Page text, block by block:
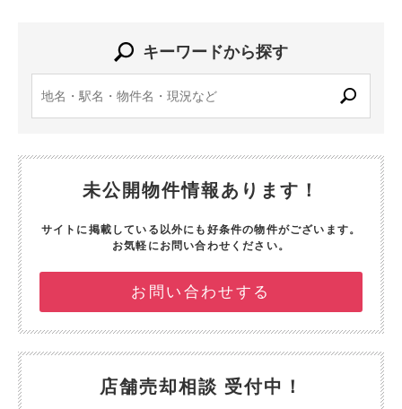
キーワードから探す
未公開物件情報あります！
サイトに掲載している以外にも好条件の物件がございます。
お気軽にお問い合わせください。
お問い合わせする
店舗売却相談 受付中！